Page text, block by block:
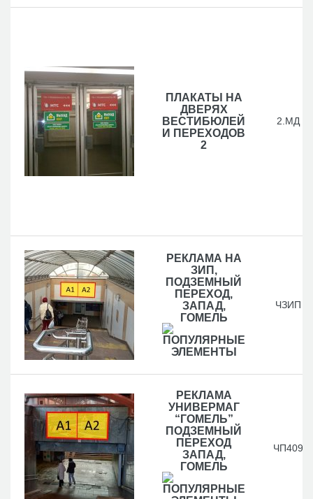
ПЛАКАТЫ НА
ДВЕРЯХ
ВЕСТИБЮЛЕЙ
И ПЕРЕХОДОВ
2
2.МД
РЕКЛАМА НА
ЗИП,
ПОДЗЕМНЫЙ
ПЕРЕХОД,
ЗАПАД,
ГОМЕЛЬ
ЧЗИП
РЕКЛАМА
УНИВЕРМАГ
“ГОМЕЛЬ”
ПОДЗЕМНЫЙ
ПЕРЕХОД
ЗАПАД,
ГОМЕЛЬ
ЧП409